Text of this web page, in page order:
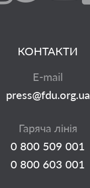
КОНТАКТИ
E-mail
press@fdu.org.ua
Гаряча лінія
0 800 509 001
0 800 603 001